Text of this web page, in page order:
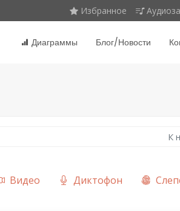
Избранное
Диаграммы Блог/Новости
К
Видео Диктофон